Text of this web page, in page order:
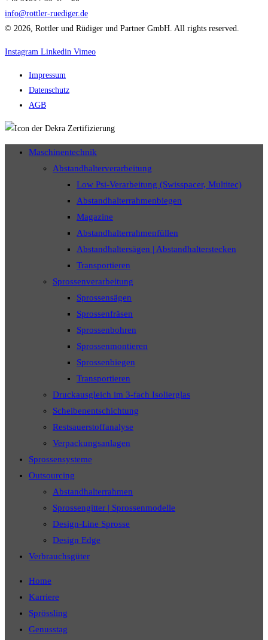
info@rottler-ruediger.de
© 2026, Rottler und Rüdiger und Partner GmbH. All rights reserved.
Instagram Linkedin Vimeo
Impressum
Datenschutz
AGB
Maschinentechnik
Abstandhalterverarbeitung
Low Psi-Verarbeitung (Swisspacer, Multitec)
Abstandhalterrahmenbiegen
Magazine
Abstandhalterrahmenfüllen
Abstandhaltersägen | Abstandhalterstecken
Transportieren
Sprossenverarbeitung
Sprossensägen
Sprossenfräsen
Sprossenbohren
Sprossenmontieren
Sprossenbiegen
Transportieren
Druckausgleich im 3-fach Isolierglas
Scheibenentschichtung
Restsauerstoffanalyse
Verpackungsanlagen
Sprossensysteme
Outsourcing
Abstandhalterrahmen
Sprossengitter | Sprossenmodelle
Design-Line Sprosse
Design Edge
Verbrauchsgüter
Home
Karriere
Sprössling
Genusstag